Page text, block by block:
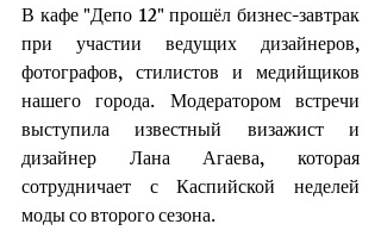
В кафе "Депо 12" прошёл бизнес-завтрак
при участии ведущих дизайнеров,
фотографов, стилистов и медийщиков
нашего города. Модератором встречи
выступила известный визажист и
дизайнер Лана Агаева, которая
сотрудничает с Каспийской неделей
моды со второго сезона.